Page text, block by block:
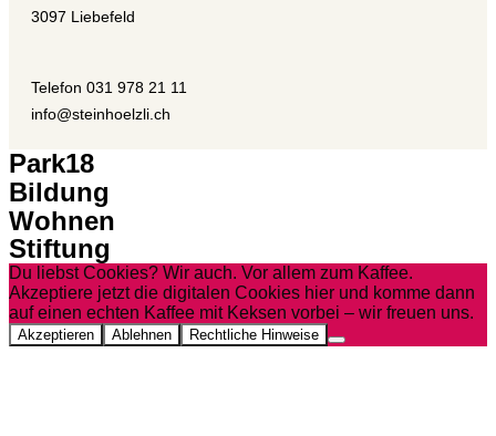
3097 Liebefeld
Telefon 031 978 21 11
info@steinhoelzli.ch
Park18
Bildung
Wohnen
Stiftung
Du liebst Cookies? Wir auch. Vor allem zum Kaffee.
Akzeptiere jetzt die digitalen Cookies hier und komme dann
auf einen echten Kaffee mit Keksen vorbei – wir freuen uns.
Akzeptieren Ablehnen Rechtliche Hinweise